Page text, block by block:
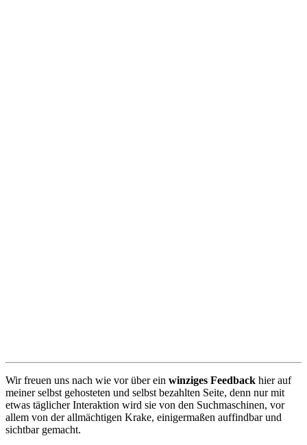
Wir freuen uns nach wie vor über ein winziges Feedback hier auf
meiner selbst gehosteten und selbst bezahlten Seite, denn nur mit
etwas täglicher Interaktion wird sie von den Suchmaschinen, vor
allem von der allmächtigen Krake, einigermaßen auffindbar und
sichtbar gemacht.